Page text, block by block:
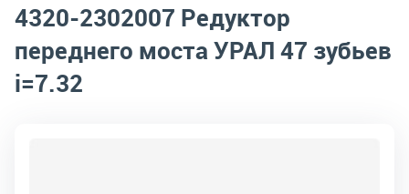
4320-2302007 Редуктор
переднего моста УРАЛ 47 зубьев
i=7.32